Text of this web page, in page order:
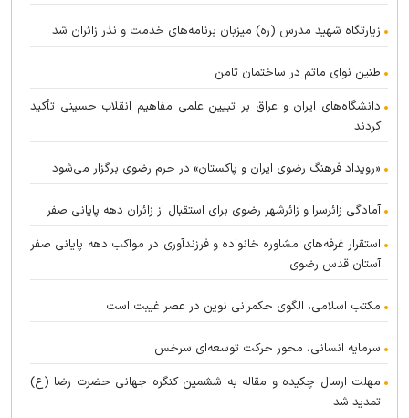
زیارتگاه شهید مدرس (ره) میزبان برنامه‌های خدمت و نذر زائران شد
طنین نوای ماتم در ساختمان ثامن
دانشگاه‌های ایران و عراق بر تبیین علمی مفاهیم انقلاب حسینی تأکید
کردند
«رویداد فرهنگ رضوی ایران و پاکستان» در حرم رضوی برگزار می‌شود
آمادگی زائرسرا و زائرشهر رضوی برای استقبال از زائران دهه پایانی صفر
استقرار غرفه‌های مشاوره خانواده و فرزندآوری در مواکب دهه پایانی صفر
آستان قدس رضوی
مکتب اسلامی، الگوی حکمرانی نوین در عصر غیبت است
سرمایه انسانی، محور حرکت توسعه‌ای سرخس
مهلت ارسال چکیده و مقاله به ششمین کنگره جهانی حضرت رضا (ع)
تمدید شد